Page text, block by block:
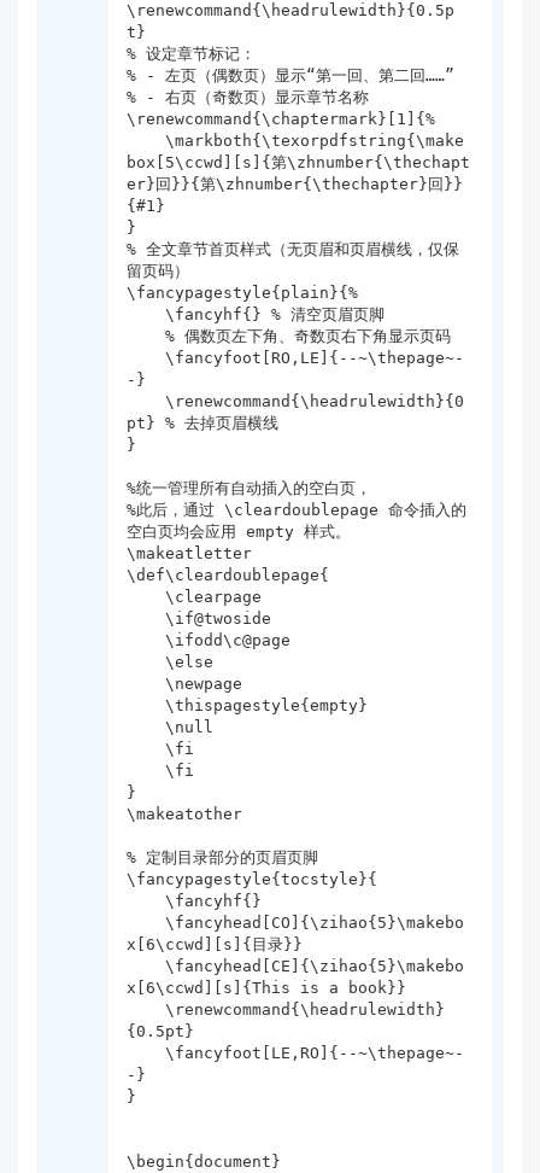
\renewcommand{\headrulewidth}{0.5p
t}
% 设定章节标记：
% - 左页（偶数页）显示“第一回、第二回……”
% - 右页（奇数页）显示章节名称
\renewcommand{\chaptermark}[1]{%
    \markboth{\texorpdfstring{\make
box[5\ccwd][s]{第\zhnumber{\thechapt
er}回}}{第\zhnumber{\thechapter}回}}
{#1}
}
% 全文章节首页样式（无页眉和页眉横线，仅保
留页码）
\fancypagestyle{plain}{%
    \fancyhf{} % 清空页眉页脚
    % 偶数页左下角、奇数页右下角显示页码
    \fancyfoot[RO,LE]{--~\thepage~-
-}
    \renewcommand{\headrulewidth}{0
pt} % 去掉页眉横线
}
%统一管理所有自动插入的空白页，
%此后，通过 \cleardoublepage 命令插入的
空白页均会应用 empty 样式。
\makeatletter
\def\cleardoublepage{
    \clearpage
    \if@twoside
    \ifodd\c@page
    \else
    \newpage
    \thispagestyle{empty}
    \null
    \fi
    \fi
}
\makeatother
% 定制目录部分的页眉页脚
\fancypagestyle{tocstyle}{
    \fancyhf{}
    \fancyhead[CO]{\zihao{5}\makebo
x[6\ccwd][s]{目录}}
    \fancyhead[CE]{\zihao{5}\makebo
x[6\ccwd][s]{This is a book}}
    \renewcommand{\headrulewidth}
{0.5pt}
    \fancyfoot[LE,RO]{--~\thepage~-
-}
}
\begin{document}